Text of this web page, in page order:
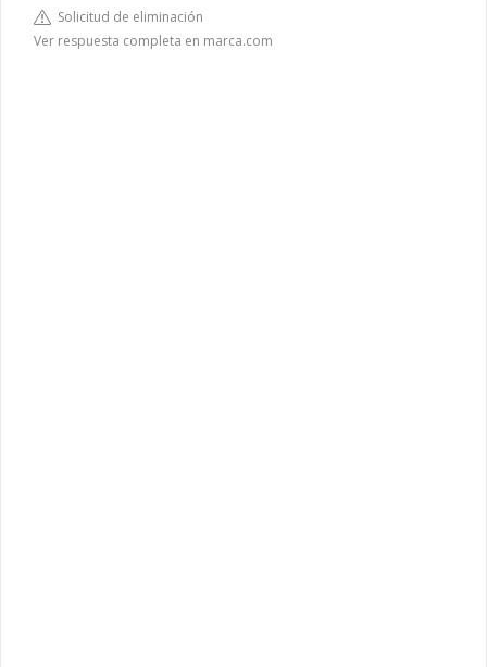
Solicitud de eliminación
Ver respuesta completa en marca.com